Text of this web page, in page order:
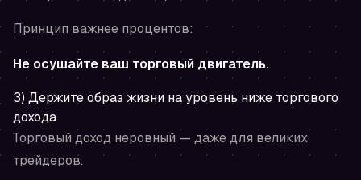
Принцип важнее процентов:
Не осушайте ваш торговый двигатель.
3) Держите образ жизни на уровень ниже торгового
дохода
Торговый доход неровный — даже для великих
трейдеров.